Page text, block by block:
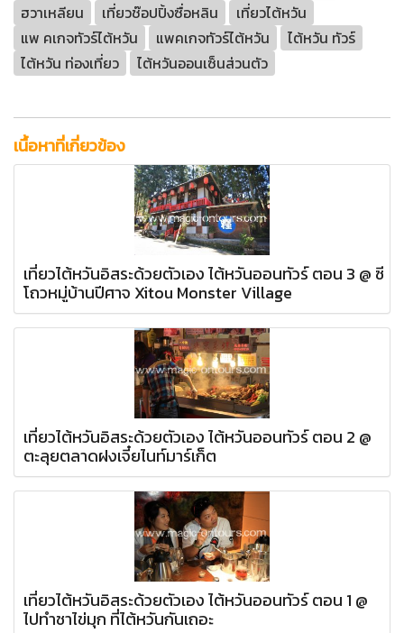
ฮวาเหลียน
เที่ยวช๊อปปิ้งซื่อหลิน
เที่ยวไต้หวัน
แพ คเกจทัวร์ไต้หวัน
แพคเกจทัวร์ไต้หวัน
ไต้หวัน ทัวร์
ไต้หวัน ท่องเที่ยว
ไต้หวันออนเซ็นส่วนตัว
เนื้อหาที่เกี่ยวข้อง
เที่ยวไต้หวันอิสระด้วยตัวเอง ไต้หวันออนทัวร์ ตอน 3 @ ซี
โถวหมู่บ้านปีศาจ Xitou Monster Village
เที่ยวไต้หวันอิสระด้วยตัวเอง ไต้หวันออนทัวร์ ตอน 2 @
ตะลุยตลาดฝงเจี๋ยไนท์มาร์เก็ต
เที่ยวไต้หวันอิสระด้วยตัวเอง ไต้หวันออนทัวร์ ตอน 1 @
ไปทำชาไข่มุก ที่ไต้หวันกันเถอะ